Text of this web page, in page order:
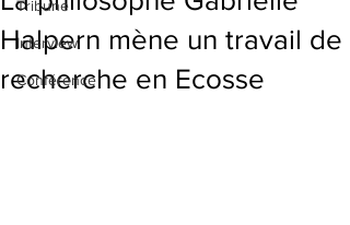
Tribune
Interview
Conférence
Halpern mène un travail de
recherche en Ecosse